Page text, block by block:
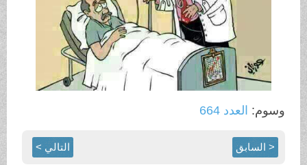
وسوم:العدد 664
< السابق التالي >